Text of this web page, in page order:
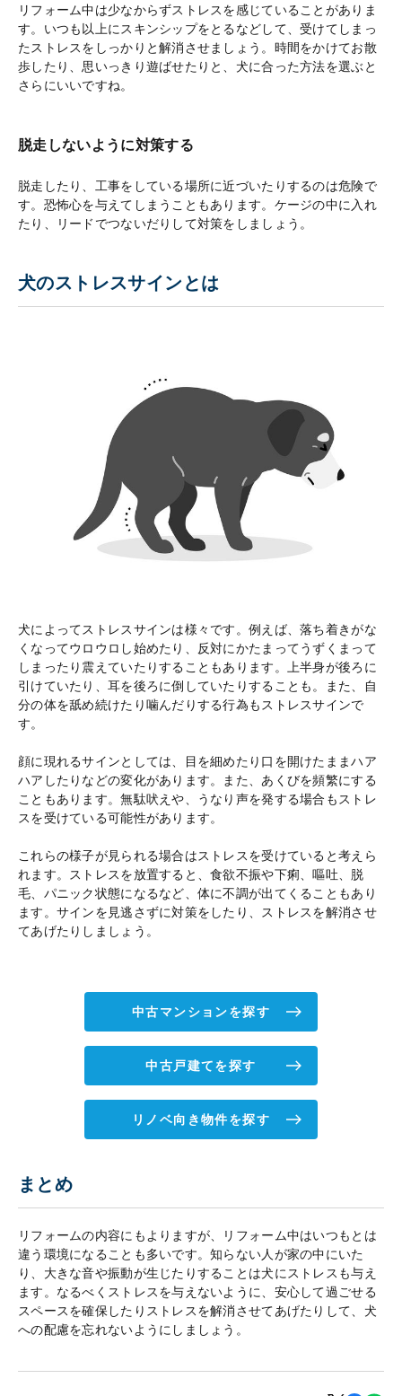
リフォーム中は少なからずストレスを感じていることがありま
す。いつも以上にスキンシップをとるなどして、受けてしまっ
たストレスをしっかりと解消させましょう。時間をかけてお散
歩したり、思いっきり遊ばせたりと、犬に合った方法を選ぶと
さらにいいですね。
脱走しないように対策する
脱走したり、工事をしている場所に近づいたりするのは危険で
す。恐怖心を与えてしまうこともあります。ケージの中に入れ
たり、リードでつないだりして対策をしましょう。
犬のストレスサインとは
犬によってストレスサインは様々です。例えば、落ち着きがな
くなってウロウロし始めたり、反対にかたまってうずくまって
しまったり震えていたりすることもあります。上半身が後ろに
引けていたり、耳を後ろに倒していたりすることも。また、自
分の体を舐め続けたり噛んだりする行為もストレスサインで
す。
顔に現れるサインとしては、目を細めたり口を開けたままハア
ハアしたりなどの変化があります。また、あくびを頻繁にする
こともあります。無駄吠えや、うなり声を発する場合もストレ
スを受けている可能性があります。
これらの様子が見られる場合はストレスを受けていると考えら
れます。ストレスを放置すると、食欲不振や下痢、嘔吐、脱
毛、パニック状態になるなど、体に不調が出てくることもあり
ます。サインを見逃さずに対策をしたり、ストレスを解消させ
てあげたりしましょう。
中古マンションを探す
中古戸建てを探す
リノベ向き物件を探す
まとめ
リフォームの内容にもよりますが、リフォーム中はいつもとは
違う環境になることも多いです。知らない人が家の中にいた
り、大きな音や振動が生じたりすることは犬にストレスも与え
ます。なるべくストレスを与えないように、安心して過ごせる
スペースを確保したりストレスを解消させてあげたりして、犬
への配慮を忘れないようにしましょう。